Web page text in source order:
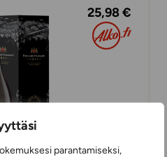
parantamiseksi,
25,98 €